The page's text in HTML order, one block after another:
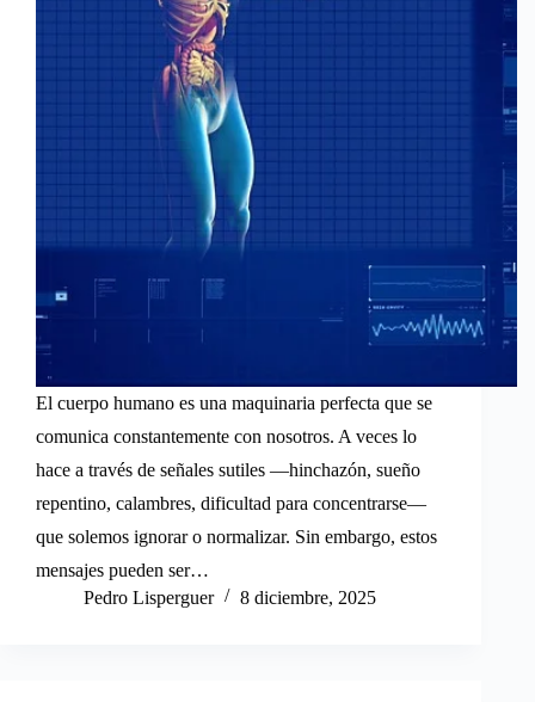
El cuerpo humano es una maquinaria perfecta que se
comunica constantemente con nosotros. A veces lo
hace a través de señales sutiles —hinchazón, sueño
repentino, calambres, dificultad para concentrarse—
que solemos ignorar o normalizar. Sin embargo, estos
mensajes pueden ser…
Pedro Lisperguer
8 diciembre, 2025